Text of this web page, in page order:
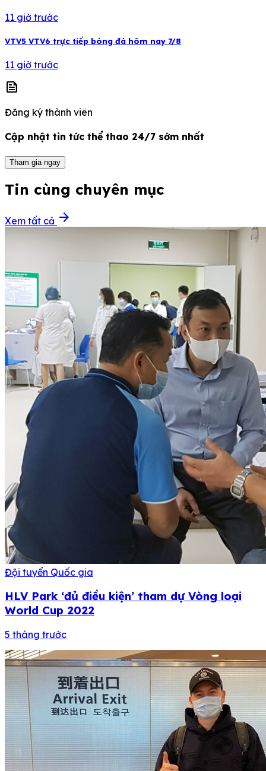
11 giờ trước
VTV5 VTV6 trực tiếp bóng đá hôm nay 7/8
11 giờ trước
news
Đăng ký thành viên
Cập nhật tin tức thể thao 24/7 sớm nhất
Tham gia ngay
Tin cùng chuyên mục
Xem tất cả arrow_forward
Đội tuyển Quốc gia
HLV Park ‘đủ điều kiện’ tham dự Vòng loại
World Cup 2022
5 tháng trước